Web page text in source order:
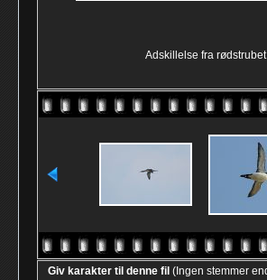
Adskillelse fra
Giv karakter til denne fil (Ingen stemmer